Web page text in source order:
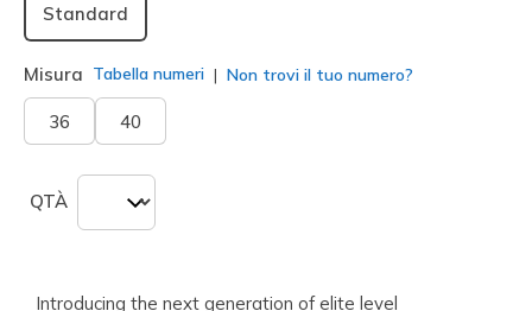
Standard
Misura Tabella numeri Non trovi il tuo numero?
36 40
QTÀ
Introducing the next generation of elite level